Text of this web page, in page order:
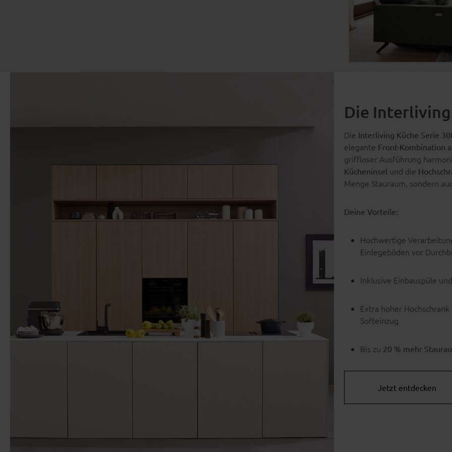
Die Interliving
Die Interliving Küche Serie
elegante Front-Kombination
griffloser Ausführung
Kücheninsel und die
Menge Stauraum, sondern
Deine Vorteile:
Hochwertige
Einlegeböden vor
Inklusive Einbauspüle
Extra hoher
Softeinzug
Bis zu 20 % mehr
Jetzt entdecken